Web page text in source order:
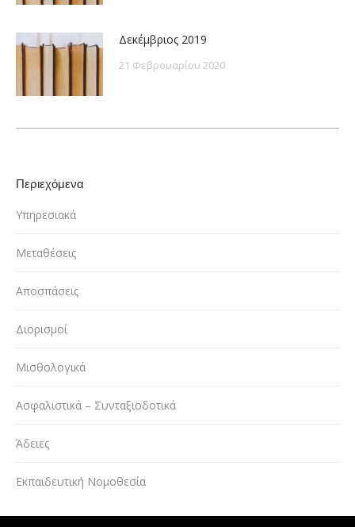
Δεκέμβριος 2019
21 Φεβρουαρίου 2020
Περιεχόμενα
Υπηρεσιακά
Μεταθέσεις
Αποσπάσεις
Διορισμοί
Μισθολογικά
Ασφαλιστικά – Συνταξιοδοτικά
Άδειες
Εκπαιδευτική Νομοθεσία